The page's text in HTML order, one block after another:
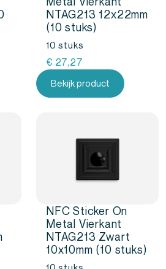
NTAG213 12x22mm
(10 stuks)
10 stuks
€ 27,27
Bekijk product
NFC Sticker On
Metal Vierkant
NTAG213 Zwart
10x10mm (10 stuks)